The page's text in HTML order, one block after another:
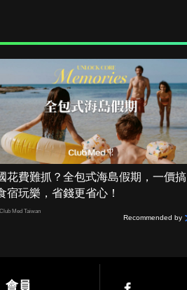
花費難抓？全包式海島假期，一價搞
宿玩樂，省錢更省心！
Med Taiwan
Recommended by
會員